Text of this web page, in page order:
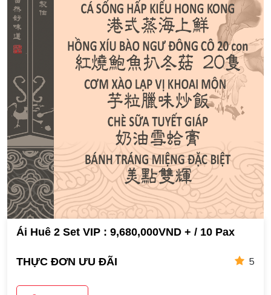
Ái Huê 2 Set VIP : 9,680,000VND + / 10 Pax
THỰC ĐƠN ƯU ĐÃI 5